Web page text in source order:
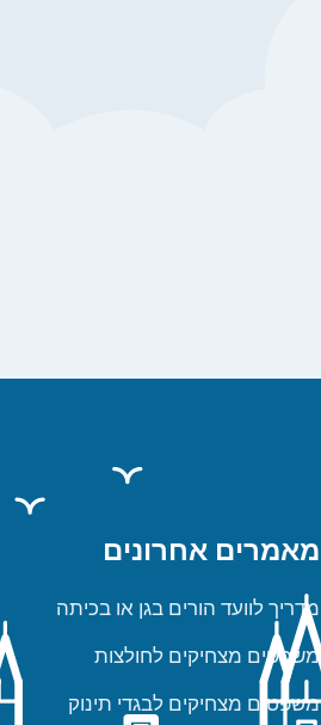
מאמרים אחרונים
מדריך לוועד הורים בגן או בכיתה
משפטים מצחיקים לחולצות
משפטים מצחיקים לבגדי תינוק